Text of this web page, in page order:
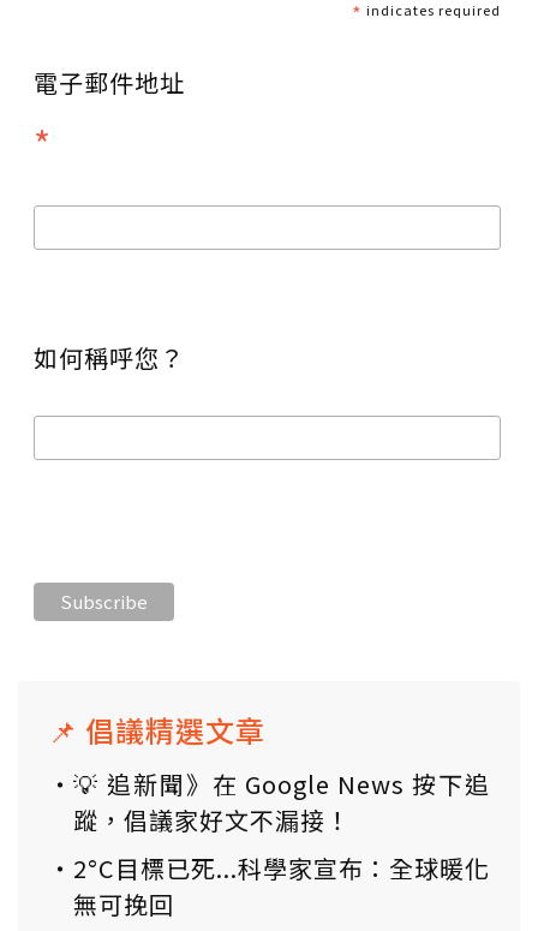
* indicates required
電子郵件地址
*
如何稱呼您？
📌 倡議精選文章
💡 追新聞》在 Google News 按下追
蹤，倡議家好文不漏接！
2°C目標已死...科學家宣布：全球暖化
無可挽回